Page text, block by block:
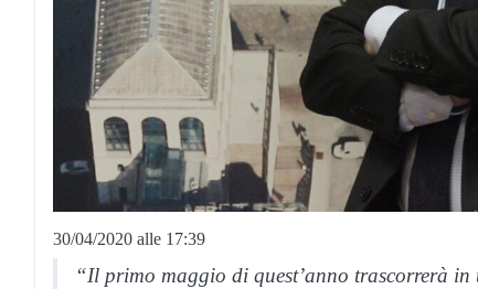
30/04/2020 alle 17:39
“Il primo maggio di quest’anno trascorrerà